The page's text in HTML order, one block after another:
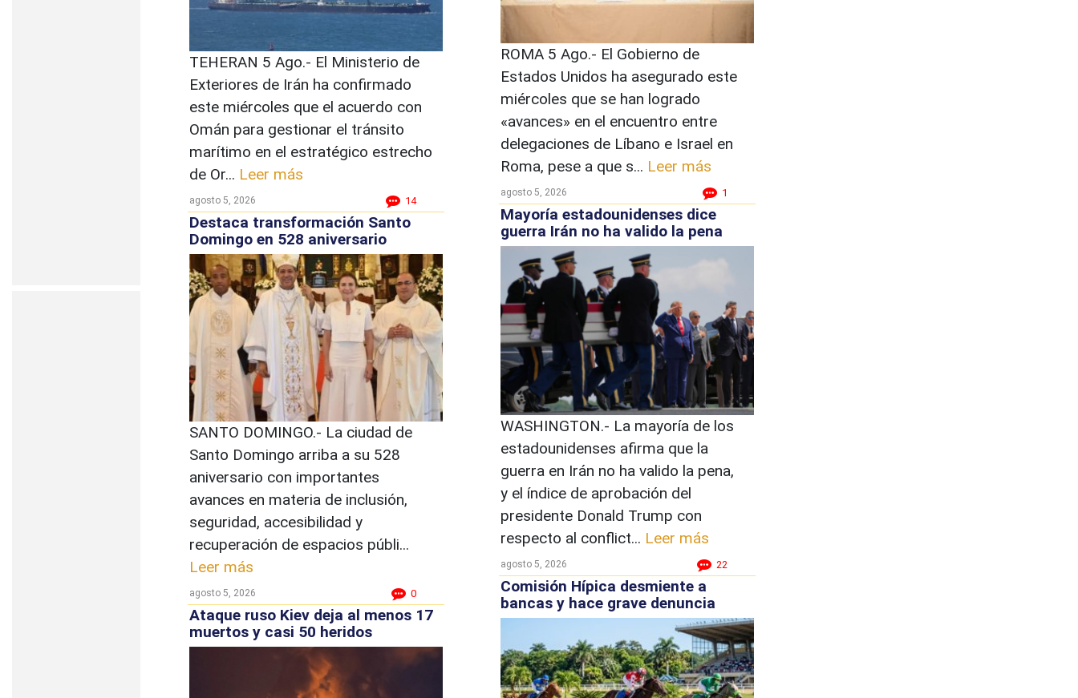
TEHERAN 5 Ago.- El Ministerio de
Exteriores de Irán ha confirmado
este miércoles que el acuerdo con
Omán para gestionar el tránsito
marítimo en el estratégico estrecho
de Or... Leer más
agosto 5, 2026 14
Destaca transformación Santo
Domingo en 528 aniversario
SANTO DOMINGO.- La ciudad de
Santo Domingo arriba a su 528
aniversario con importantes
avances en materia de inclusión,
seguridad, accesibilidad y
recuperación de espacios públi...
Leer más
agosto 5, 2026 0
Ataque ruso Kiev deja al menos 17
muertos y casi 50 heridos
ROMA 5 Ago.- El Gobierno de
Estados Unidos ha asegurado este
miércoles que se han logrado
«avances» en el encuentro entre
delegaciones de Líbano e Israel en
Roma, pese a que s... Leer más
agosto 5, 2026 1
Mayoría estadounidenses dice
guerra Irán no ha valido la pena
WASHINGTON.- La mayoría de los
estadounidenses afirma que la
guerra en Irán no ha valido la pena,
y el índice de aprobación del
presidente Donald Trump con
respecto al conflict... Leer más
agosto 5, 2026 22
Comisión Hípica desmiente a
bancas y hace grave denuncia